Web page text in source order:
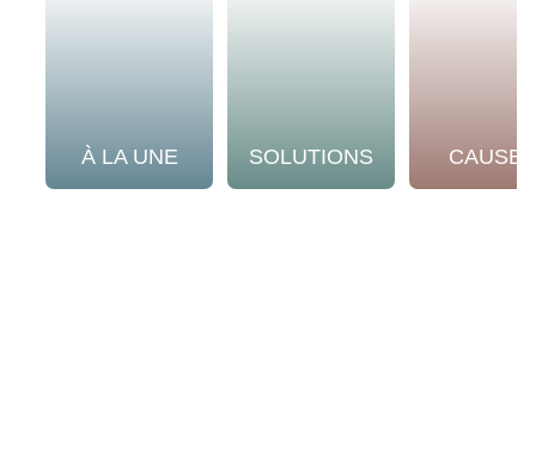
À LA UNE SOLUTIONS CAUSES